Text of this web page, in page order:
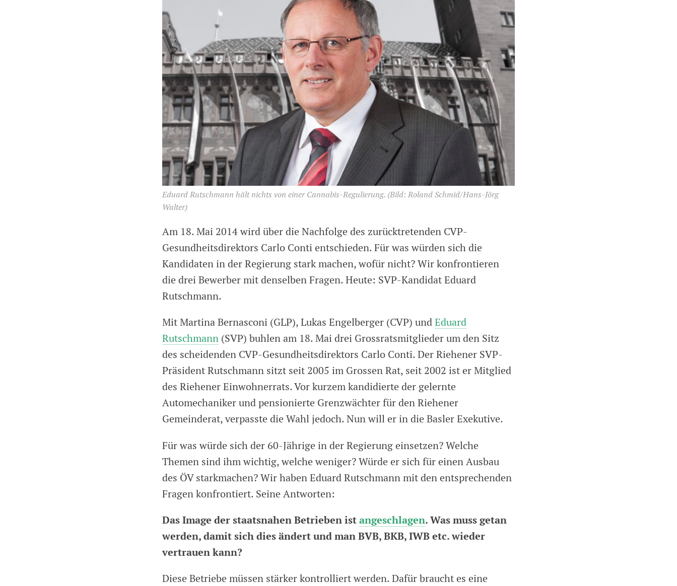
Eduard Rutschmann hält nichts von einer Cannabis-Regulierung. (Bild: Roland Schmid/Hans-Jörg
Walter)
Am 18. Mai 2014 wird über die Nachfolge des zurücktretenden CVP-
Gesundheitsdirektors Carlo Conti entschieden. Für was würden sich die
Kandidaten in der Regierung stark machen, wofür nicht? Wir konfrontieren
die drei Bewerber mit denselben Fragen. Heute: SVP-Kandidat Eduard
Rutschmann.
Mit Martina Bernasconi (GLP), Lukas Engelberger (CVP) undEduard
Rutschmann (SVP) buhlen am 18. Mai drei Grossratsmitglieder um den Sitz
des scheidenden CVP-Gesundheitsdirektors Carlo Conti. Der Riehener SVP-
Präsident Rutschmann sitzt seit 2005 im Grossen Rat, seit 2002 ist er Mitglied
des Riehener Einwohnerrats. Vor kurzem kandidierte der gelernte
Automechaniker und pensionierte Grenzwächter für den Riehener
Gemeinderat, verpasste die Wahl jedoch. Nun will er in die Basler Exekutive.
Für was würde sich der 60-Jährige in der Regierung einsetzen? Welche
Themen sind ihm wichtig, welche weniger? Würde er sich für einen Ausbau
des ÖV starkmachen? Wir haben Eduard Rutschmann mit den entsprechenden
Fragen konfrontiert. Seine Antworten:
Das Image der staatsnahen Betrieben istangeschlagen. Was muss getan
werden, damit sich dies ändert und man BVB, BKB, IWB etc. wieder
vertrauen kann?
Diese Betriebe müssen stärker kontrolliert werden. Dafür braucht es eine